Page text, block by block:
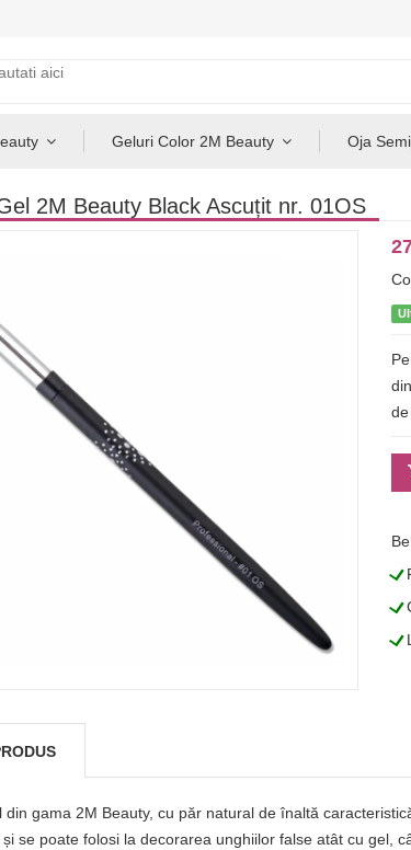
Geluri Color 2M Beauty Oja
2M Beauty Black Ascuțit nr. 01OS
L
L
L
din gama 2M Beauty, cu păr natural de înaltă
se poate folosi la decorarea unghiilor false atât cu gel,